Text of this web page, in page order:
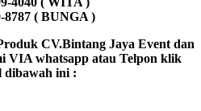
8787 ( BUNGA )
CV.Bintang Jaya Event dan
VIA whatsapp atau Telpon klik
dibawah ini :